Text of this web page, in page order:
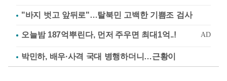
"바지 벗고 앞뒤로"…탈북민 고백한 기쁨조 검사
박민하, 배우·사격 국대 병행하더니…근황이